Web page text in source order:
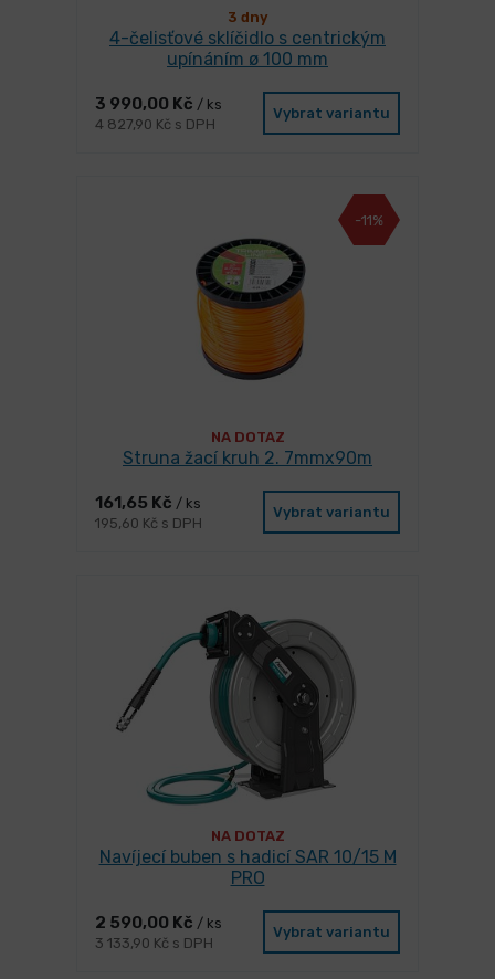
3 dny
4-čelisťové sklíčidlo s centrickým
upínáním ø 100 mm
3 990,00 Kč / ks
4 827,90 Kč s DPH
Vybrat variantu
-11%
NA DOTAZ
Struna žací kruh 2. 7mmx90m
161,65 Kč / ks
195,60 Kč s DPH
Vybrat variantu
NA DOTAZ
Navíjecí buben s hadicí SAR 10/15 M
PRO
2 590,00 Kč / ks
3 133,90 Kč s DPH
Vybrat variantu